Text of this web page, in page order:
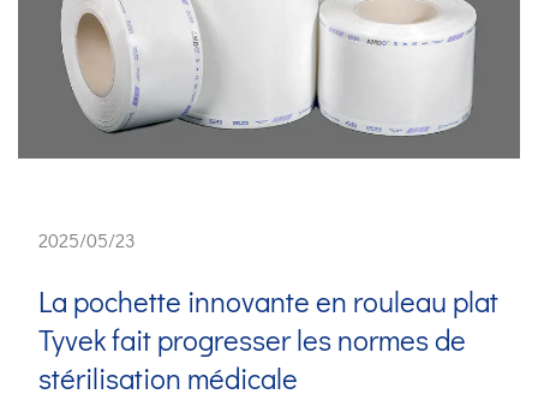
2025/05/23
La pochette innovante en rouleau plat
Tyvek fait progresser les normes de
stérilisation médicale